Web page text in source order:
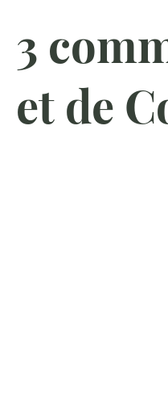
3
et de